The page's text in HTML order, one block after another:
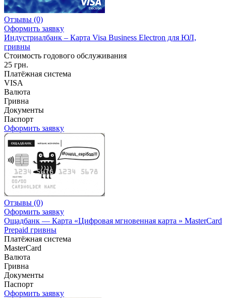
Отзывы (0)
Оформить заявку
Индустриалбанк – Карта Visa Business Electron для ЮЛ,
гривны
Стоимость годового обслуживания
25 грн.
Платёжная система
VISA
Валюта
Гривна
Документы
Паспорт
Оформить заявку
Отзывы (0)
Оформить заявку
Ощадбанк — Карта «Цифровая мгновенная карта » MasterCard
Prepaid гривны
Платёжная система
MasterCard
Валюта
Гривна
Документы
Паспорт
Оформить заявку